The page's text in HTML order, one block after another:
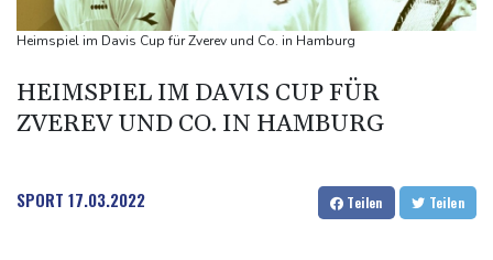
Trump fordert Entschädigungen vom Iran
Russische Oppositionspartei Jabloko von Parlamentswahl
Schwimm-EM: Märtens holt mit Staffel erste Becken-Medaille
Heimspiel im Davis Cup für Zverev und Co. in Hamburg
HEIMSPIEL IM DAVIS CUP FÜR
ZVEREV UND CO. IN HAMBURG
SPORT 17.03.2022 Teilen Teilen